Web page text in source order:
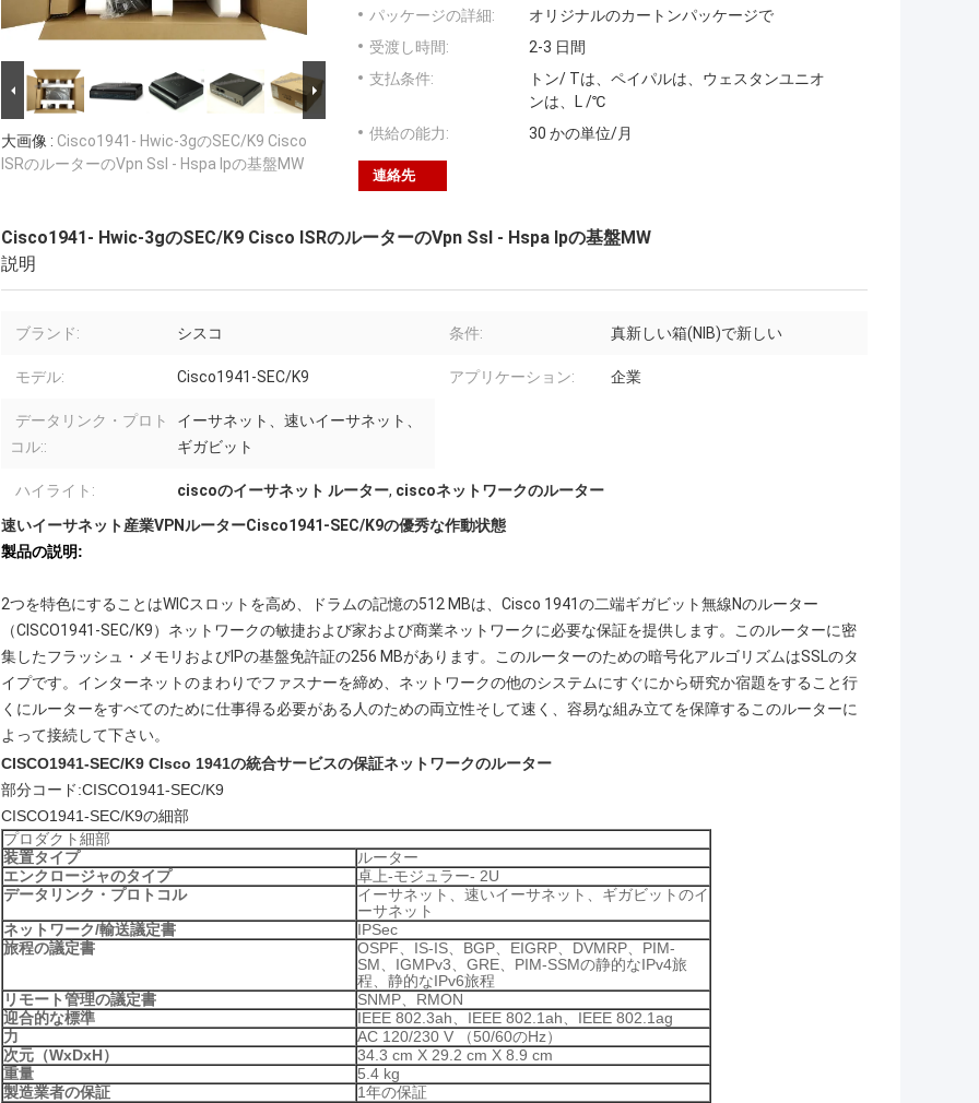
大画像 : Cisco1941- Hwic-3gのSEC/K9 Cisco
ISRのルーターのVpn Ssl - Hspa Ipの基盤MW
パッケージの詳細:
オリジナルのカートンパッケージで
受渡し時間:
2-3 日間
支払条件:
トン/ Tは、ペイパルは、ウェスタンユニオ
ンは、L /℃
供給の能力:
30 かの単位/月
連絡先
Cisco1941- Hwic-3gのSEC/K9 Cisco ISRのルーターのVpn Ssl - Hspa Ipの基盤MW
説明
ブランド: シスコ 条件: 真新しい箱(NIB)で新しい
モデル: Cisco1941-SEC/K9 アプリケーション: 企業
データリンク・プロト
コル::
イーサネット、速いイーサネット、
ギガビット
ハイライト: ciscoのイーサネット ルーター, ciscoネットワークのルーター
速いイーサネット産業VPNルーターCisco1941-SEC/K9の優秀な作動状態
製品の説明:
2つを特色にすることはWICスロットを高め、ドラムの記憶の512 MBは、Cisco 1941の二端ギガビット無線Nのルーター
（CISCO1941-SEC/K9）ネットワークの敏捷および家および商業ネットワークに必要な保証を提供します。このルーターに密
集したフラッシュ・メモリおよびIPの基盤免許証の256 MBがあります。このルーターのための暗号化アルゴリズムはSSLのタ
イプです。インターネットのまわりでファスナーを締め、ネットワークの他のシステムにすぐにから研究か宿題をすること行
くにルーターをすべてのために仕事得る必要がある人のための両立性そして速く、容易な組み立てを保障するこのルーターに
よって接続して下さい。
CISCO1941-SEC/K9 CIsco 1941の統合サービスの保証ネットワークのルーター
部分コード:CISCO1941-SEC/K9
CISCO1941-SEC/K9の細部
プロダクト細部
装置タイプ
ルーター
エンクロージャのタイプ
卓上-モジュラー- 2U
データリンク・プロトコル
イーサネット、速いイーサネット、ギガビットのイ
ーサネット
ネットワーク/輸送議定書
IPSec
旅程の議定書
OSPF、IS-IS、BGP、EIGRP、DVMRP、PIM-
SM、IGMPv3、GRE、PIM-SSMの静的なIPv4旅
程、静的なIPv6旅程
リモート管理の議定書
SNMP、RMON
迎合的な標準
IEEE 802.3ah、IEEE 802.1ah、IEEE 802.1ag
力
AC 120/230 V （50/60のHz）
次元（WxDxH）
34.3 cm X 29.2 cm X 8.9 cm
重量
5.4 kg
製造業者の保証
1年の保証